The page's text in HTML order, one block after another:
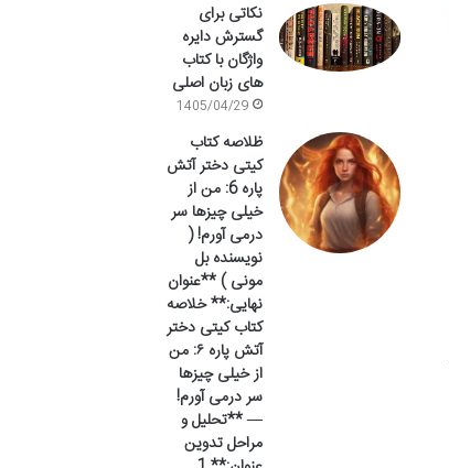
نکاتی برای
گسترش دایره
واژگان با کتاب
های زبان اصلی
1405/04/29
ظلاصه کتاب
کیتی دختر آتش
پاره 6: من از
خیلی چیزها سر
درمی آورم! (
نویسنده بل
مونی ) **عنوان
نهایی:** خلاصه
کتاب کیتی دختر
آتش پاره ۶: من
از خیلی چیزها
سر درمی آورم!
— **تحلیل و
مراحل تدوین